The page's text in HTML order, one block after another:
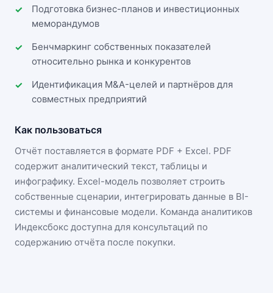
Подготовка бизнес-планов и инвестиционных
меморандумов
Бенчмаркинг собственных показателей
относительно рынка и конкурентов
Идентификация M&A-целей и партнёров для
совместных предприятий
Как пользоваться
Отчёт поставляется в формате PDF + Excel. PDF
содержит аналитический текст, таблицы и
инфографику. Excel-модель позволяет строить
собственные сценарии, интегрировать данные в BI-
системы и финансовые модели. Команда аналитиков
Индексбокс доступна для консультаций по
содержанию отчёта после покупки.